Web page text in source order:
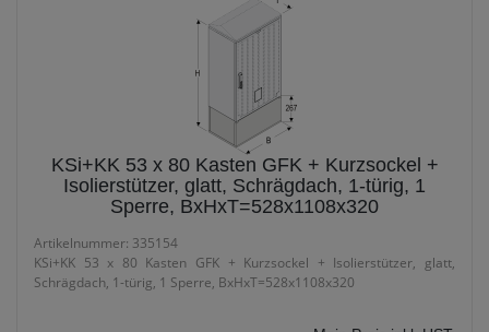
KSi+KK 53 x 80 Kasten GFK + Kurzsockel +
Isolierstützer, glatt, Schrägdach, 1-türig, 1
Sperre, BxHxT=528x1108x320
Artikelnummer: 335154
KSi+KK 53 x 80 Kasten GFK + Kurzsockel + Isolierstützer, glatt,
Schrägdach, 1-türig, 1 Sperre, BxHxT=528x1108x320